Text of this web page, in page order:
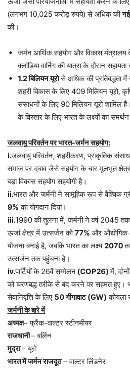
(लगभग 10,025 करोड़ रुपये) से अधिक की
की।
जर्मन आर्थिक सहयोग और विकास मंत्रालय
क्लॉडिया वार्निंग की यात्रा के दौरान
1.2 बिलियन यूरोसे अधिक की प्रतिबद्धता में
शहरी विकास के लिए 409 मिलियन यूरो,
संसाधनों के लिए 90 मिलियन यूरो शामिल
के विस्तार के लिए भारत के लक्ष्यों का
जलवायु परिवर्तन पर भारत-जर्मन सहयोग:
i.जलवायु परिवर्तन, शहरीकरण, प्राकृतिक
समाज पर दबाव जैसे सहयोग के चार मूलभूत
बड़ा विकास सहयोग सहयोगी है।
ii.भारत और जर्मनी ने सामूहिक रूप से वैश्विक
9% का योगदान दिया।
iii.1990 की तुलना में, जर्मनी ने वर्ष 2045
ऊर्जा क्षेत्र में उत्सर्जन को77% और औद्योगिक
योजना बनाई है, जबकि भारत का लक्ष्य2070
उत्सर्जन तक पहुंचना है।
iv.पार्टियों के 26वें सम्मेलन (COP26)में,
को चरणबद्ध तरीके से बंद करने पर सहमत हुए।
सेवानिवृत्ति के लिए 50 गीगावाट (GW) कोयला
जर्मनी के बारे में
अध्यक्ष– फ्रैंक-वाल्टर स्टीनमीयर
राजधानी– बर्लिन
मुद्रा– यूरो
भारत में जर्मन राजदूत– वाल्टर लिंडनेर